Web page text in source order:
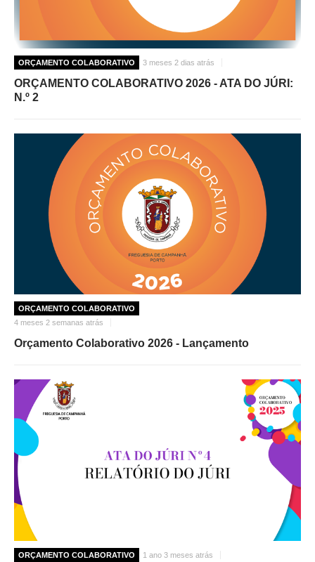
ORÇAMENTO COLABORATIVO 3 meses 2 dias atrás
ORÇAMENTO COLABORATIVO 2026 - ATA DO JÚRI:
N.º 2
ORÇAMENTO COLABORATIVO
4 meses 2 semanas atrás
Orçamento Colaborativo 2026 - Lançamento
ORÇAMENTO COLABORATIVO 1 ano 3 meses atrás